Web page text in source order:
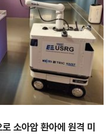
소아암 환아에 원격 미